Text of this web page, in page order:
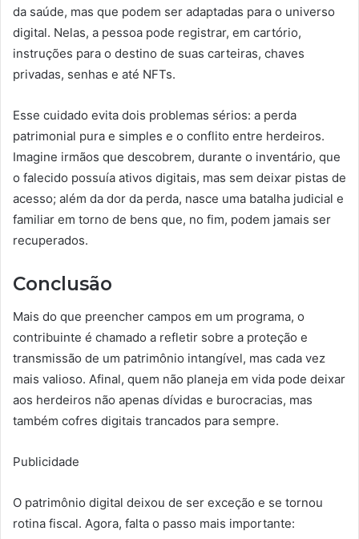
da saúde, mas que podem ser adaptadas para o universo
digital. Nelas, a pessoa pode registrar, em cartório,
instruções para o destino de suas carteiras, chaves
privadas, senhas e até NFTs.
Esse cuidado evita dois problemas sérios: a perda
patrimonial pura e simples e o conflito entre herdeiros.
Imagine irmãos que descobrem, durante o inventário, que
o falecido possuía ativos digitais, mas sem deixar pistas de
acesso; além da dor da perda, nasce uma batalha judicial e
familiar em torno de bens que, no fim, podem jamais ser
recuperados.
Conclusão
Mais do que preencher campos em um programa, o
contribuinte é chamado a refletir sobre a proteção e
transmissão de um patrimônio intangível, mas cada vez
mais valioso. Afinal, quem não planeja em vida pode deixar
aos herdeiros não apenas dívidas e burocracias, mas
também cofres digitais trancados para sempre.
Publicidade
O patrimônio digital deixou de ser exceção e se tornou
rotina fiscal. Agora, falta o passo mais importante: